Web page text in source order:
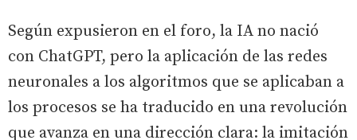
Según expusieron en el foro, la IA no nació
con ChatGPT, pero la aplicación de las redes
neuronales a los algoritmos que se aplicaban a
los procesos se ha traducido en una revolución
que avanza en una dirección clara: la imitación